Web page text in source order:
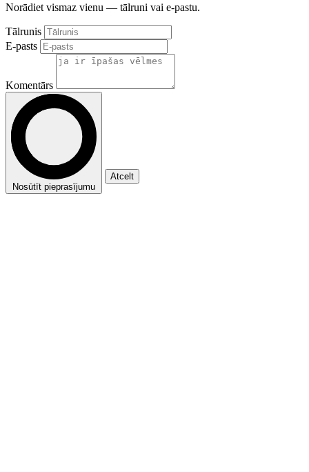
Norādiet vismaz vienu — tālruni vai e-pastu.
Tālrunis
E-pasts
Komentārs
Nosūtīt pieprasījumu
Atcelt